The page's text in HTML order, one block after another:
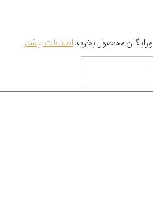
و رایگان محصول بخریداطلاعات بیشتر